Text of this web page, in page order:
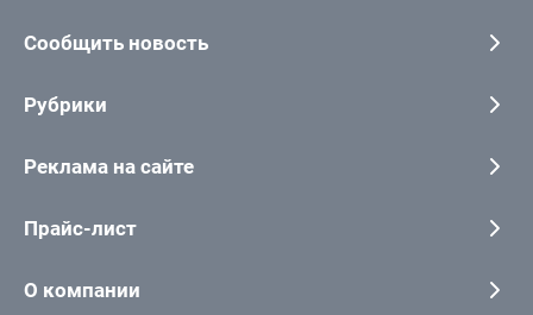
Сообщить новость
Рубрики
Реклама на сайте
Прайс-лист
О компании